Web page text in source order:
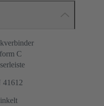
C
41612